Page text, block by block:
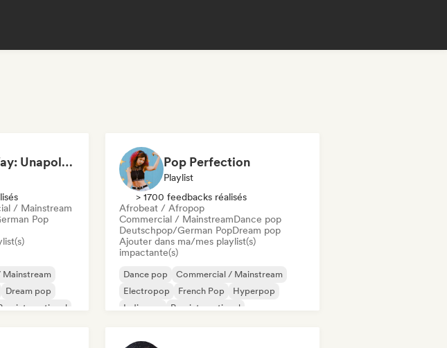
Born This Way: Unapologetically Queer
/ Mainstream
Pop
Dream pop
international
Pop Perfection
Playlist
> 1700 feedbacks réalisés
Afrobeat / Afropop
Commercial / MainstreamDance pop
Deutschpop/German PopDream pop
Ajouter dans ma/mes playlist(s)
impactante(s)
Dance pop
Commercial / Mainstream
Electropop
French Pop
Hyperpop
Indie pop
Pop international